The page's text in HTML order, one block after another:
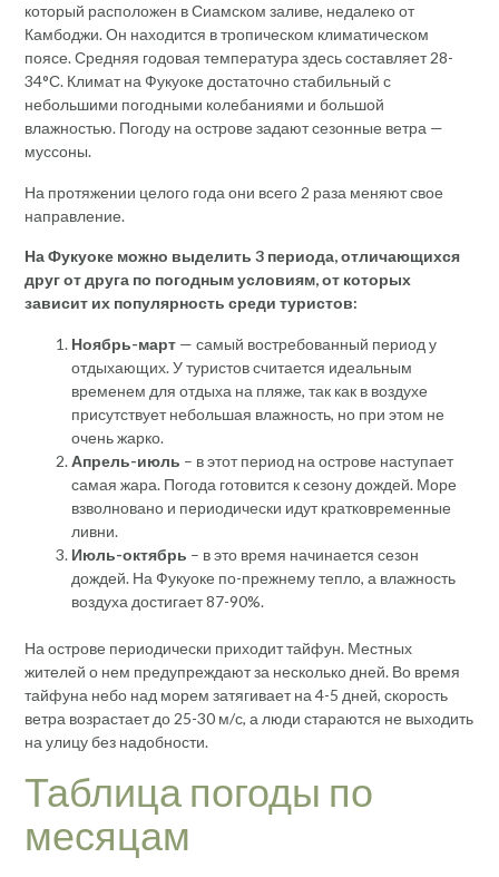
который расположен в Сиамском заливе, недалеко от
Камбоджи. Он находится в тропическом климатическом
поясе. Средняя годовая температура здесь составляет 28-
34°С. Климат на Фукуоке достаточно стабильный с
небольшими погодными колебаниями и большой
влажностью. Погоду на острове задают сезонные ветра —
муссоны.
На протяжении целого года они всего 2 раза меняют свое
направление.
На Фукуоке можно выделить 3 периода, отличающихся
друг от друга по погодным условиям, от которых
зависит их популярность среди туристов:
Ноябрь-март — самый востребованный период у
отдыхающих. У туристов считается идеальным
временем для отдыха на пляже, так как в воздухе
присутствует небольшая влажность, но при этом не
очень жарко.
Апрель-июль – в этот период на острове наступает
самая жара. Погода готовится к сезону дождей. Море
взволновано и периодически идут кратковременные
ливни.
Июль-октябрь – в это время начинается сезон
дождей. На Фукуоке по-прежнему тепло, а влажность
воздуха достигает 87-90%.
На острове периодически приходит тайфун. Местных
жителей о нем предупреждают за несколько дней. Во время
тайфуна небо над морем затягивает на 4-5 дней, скорость
ветра возрастает до 25-30 м/с, а люди стараются не выходить
на улицу без надобности.
Таблица погоды по
месяцам